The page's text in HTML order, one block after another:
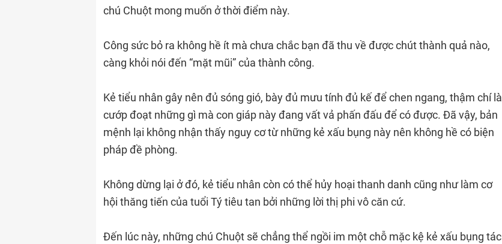
chú Chuột mong muốn ở thời điểm này.
Công sức bỏ ra không hề ít mà chưa chắc bạn đã thu về được chút thành quả nào,
càng khỏi nói đến “mặt mũi” của thành công.
Kẻ tiểu nhân gây nên đủ sóng gió, bày đủ mưu tính đủ kế để chen ngang, thậm chí là
cướp đoạt những gì mà con giáp này đang vất vả phấn đấu để có được. Đã vậy, bản
mệnh lại không nhận thấy nguy cơ từ những kẻ xấu bụng này nên không hề có biện
pháp đề phòng.
Không dừng lại ở đó, kẻ tiểu nhân còn có thể hủy hoại thanh danh cũng như làm cơ
hội thăng tiến của tuổi Tý tiêu tan bởi những lời thị phi vô căn cứ.
Đến lúc này, những chú Chuột sẽ chẳng thể ngồi im một chỗ mặc kệ kẻ xấu bụng tác